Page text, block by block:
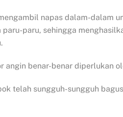
napas dalam-dalam
paru, sehingga
angin benar-benar diperlukan
telah sungguh-sungguh